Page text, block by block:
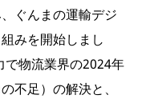
ぐんまの運輸デジ
みを開始しまし
で物流業界の2024年
不足）の解決と、